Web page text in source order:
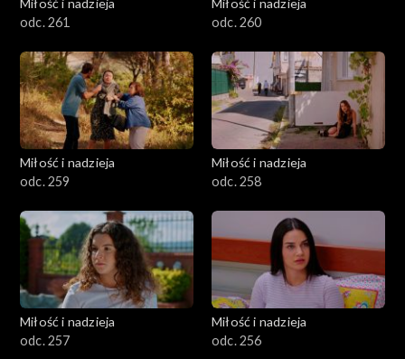
Miłość i nadzieja
odc. 261
Miłość i nadzieja
odc. 260
Miłość i nadzieja
odc. 259
Miłość i nadzieja
odc. 258
Miłość i nadzieja
odc. 257
Miłość i nadzieja
odc. 256